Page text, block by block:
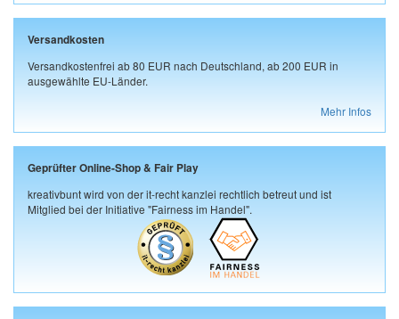
Versandkosten
Versandkostenfrei ab 80 EUR nach Deutschland, ab 200 EUR in
ausgewählte EU-Länder.
Mehr Infos
Geprüfter Online-Shop & Fair Play
kreativbunt wird von der it-recht kanzlei rechtlich betreut und ist
Mitglied bei der Initiative "Fairness im Handel".